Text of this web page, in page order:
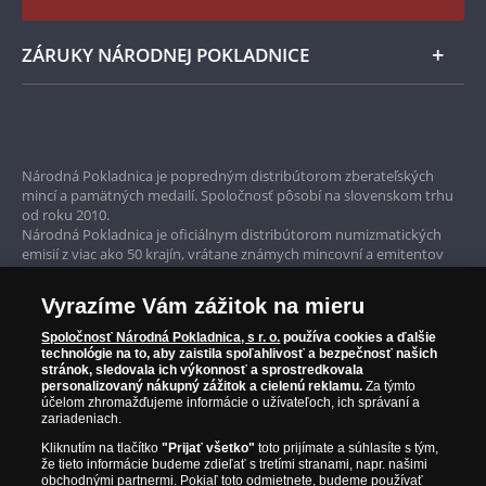
ZÁRUKY NÁRODNEJ POKLADNICE
Garancia najvyššej kvality
Iba originálne produkty
Národná Pokladnica je popredným distribútorom zberateľských
mincí a pamätných medailí. Spoločnosť pôsobí na slovenskom trhu
od roku 2010.
Národná Pokladnica je oficiálnym distribútorom numizmatických
emisií z viac ako 50 krajín, vrátane známych mincovní a emitentov
ako je Britská kráľovská mincovňa, Kráľovská kanadská mincovňa,
Parížska mincovňa, Nórska mincovňa, Fínska mincovňa alebo
Austrálska mincovňa Perth. Spoločnosť svojim zákazníkom a
zberateľom garantuje, že všetky produkty sú v originálnej a v
prvotriednej kvalite, čo je doložené aj priloženým Certifikátom
autentickosti.
Vyrazíme Vám zážitok na mieru
Spoločnosť Národná Pokladnica, s r. o. používa cookies a ďalšie
technológie na to, aby zaistila spoľahlivosť a bezpečnosť našich
stránok, sledovala ich výkonnosť a sprostredkovala
personalizovaný nákupný zážitok a cielenú reklamu. Za týmto
účelom zhromažďujeme informácie o užívateľoch, ich správaní a
zariadeniach.
Kliknutím na tlačítko"Prijať všetko" toto prijímate a súhlasíte s tým,
že tieto informácie budeme zdieľať s tretími stranami, napr. našimi
obchodnými partnermi. Pokiaľ toto odmietnete, budeme používať